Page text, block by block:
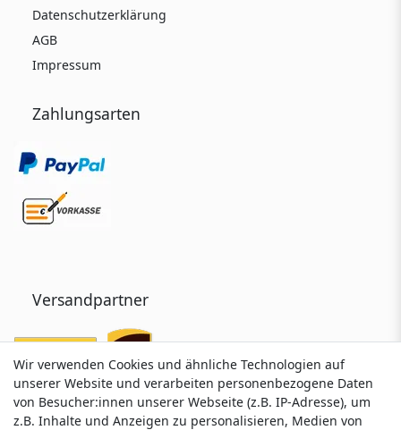
Datenschutzerklärung
AGB
Impressum
Zahlungsarten
Versandpartner
Wir verwenden Cookies und ähnliche Technologien auf
unserer Website und verarbeiten personenbezogene Daten
von Besucher:innen unserer Webseite (z.B. IP-Adresse), um
z.B. Inhalte und Anzeigen zu personalisieren, Medien von
Wir verwenden Cookies und ähnliche Technologien auf
unserer Website und verarbeiten personenbezogene Daten
von Besucher:innen unserer Webseite (z.B. IP-Adresse), um
z.B. Inhalte und Anzeigen zu personalisieren, Medien von